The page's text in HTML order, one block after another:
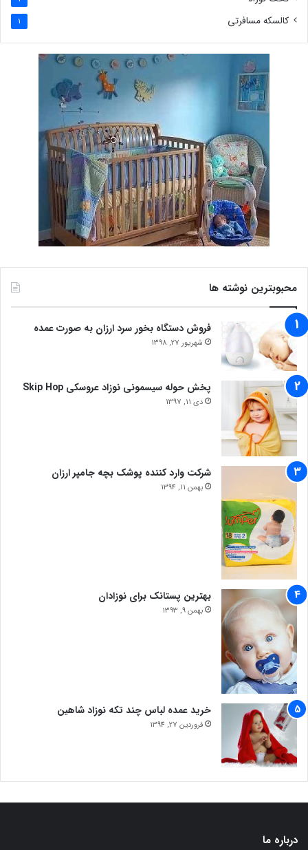
کالسکه مسافرتی 1
محبوبترین نوشته ها
فروش دستگاه بخور سرد ارزان به صورت عمده
شهریور 27, 1398
پخش حوله سیسمونی نوزاد عروسکی Skip Hop
دی 11, 1397
شرکت وارد کننده پوشک بچه جامپر ارزان
بهمن 11, 1394
بهترین پستانک برای نوزادان
بهمن 9, 1393
خرید عمده لباس چند تکه نوزاد شاهین
فروردین 27, 1394
درباره ما